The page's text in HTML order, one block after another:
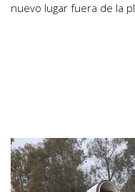
nuevo lugar fuera de la